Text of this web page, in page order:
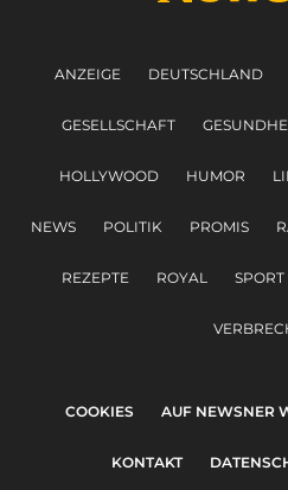
ANZEIGE DEUTSCHLAND
GESELLSCHAFT
HOLLYWOOD HUMOR
NEWS POLITIK PROMIS
REZEPTE ROYAL SPORT
COOKIES AUF NEWSNER
KONTAKT